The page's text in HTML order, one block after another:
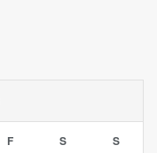
F S S